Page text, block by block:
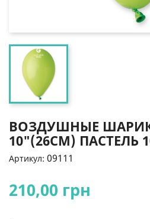
ВОЗДУШНЫЕ
10"(26СМ) ПАСТЕЛЬ
Артикул: 09111
210,00 грн